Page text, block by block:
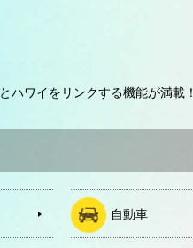
ハワイをリンクする機能が満載！
自動車